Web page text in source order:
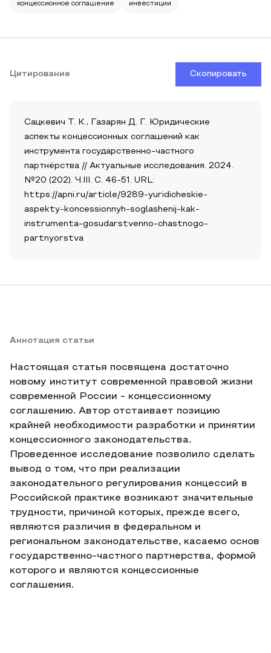
концессионное соглашение инвестиции
Цитирование Скопировать
Сацкевич Т. К., Газарян Д. Г. Юридические
аспекты концессионных соглашений как
инструмента государственно-частного
партнёрства // Актуальные исследования. 2024.
№20 (202). Ч.III. С. 46-51. URL:
https://apni.ru/article/9289-yuridicheskie-
aspekty-koncessionnyh-soglashenij-kak-
instrumenta-gosudarstvenno-chastnogo-
partnyorstva
Аннотация статьи
Настоящая статья посвящена достаточно
новому институт современной правовой жизни
современной России - концессионному
соглашению. Автор отстаивает позицию
крайней необходимости разработки и принятии
концессионного законодательства.
Проведенное исследование позволило сделать
вывод о том, что при реализации
законодательного регулирования концессий в
Российской практике возникают значительные
трудности, причиной которых, прежде всего,
являются различия в федеральном и
региональном законодательстве, касаемо основ
государственно-частного партнерства, формой
которого и являются концессионные
соглашения.